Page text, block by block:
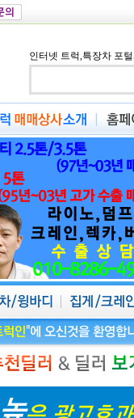
인터넷 트럭,특장차 포